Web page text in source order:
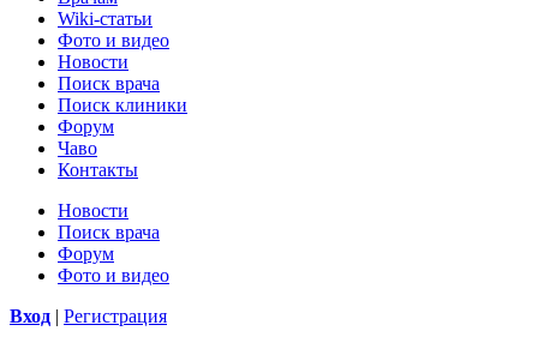
Wiki-статьи
Фото и видео
Новости
Поиск врача
Поиск клиники
Форум
Чаво
Контакты
Новости
Поиск врача
Форум
Фото и видео
Вход | Регистрация